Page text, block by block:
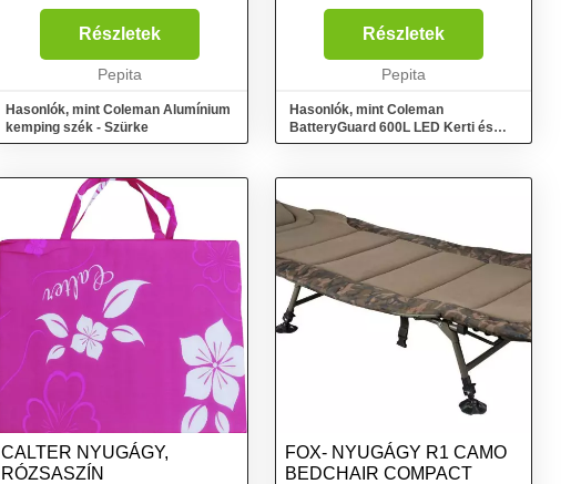
összecsukható, így ideális
kempingezéshez és lakókocsis
kirándulásokhoz. Kialakítása
támogató és ergonomikusan
Részletek
Pepita
Hasonlók, mint Coleman Alumínium
kemping szék - Szürke
árnyék a lámpán lévő zavaró
műanyag alkatrészek végett. A
BatteryGuard ™ funkció be van
építve a lámpa ki- és
Részletek
Pepita
Hasonlók, mint Coleman
BatteryGuard 600L LED Kerti és
kemping lámpa - Fekete
CALTER NYUGÁGY,
RÓZSASZÍN
FOX- NYUGÁGY R1 CAMO
BEDCHAIR COMPACT